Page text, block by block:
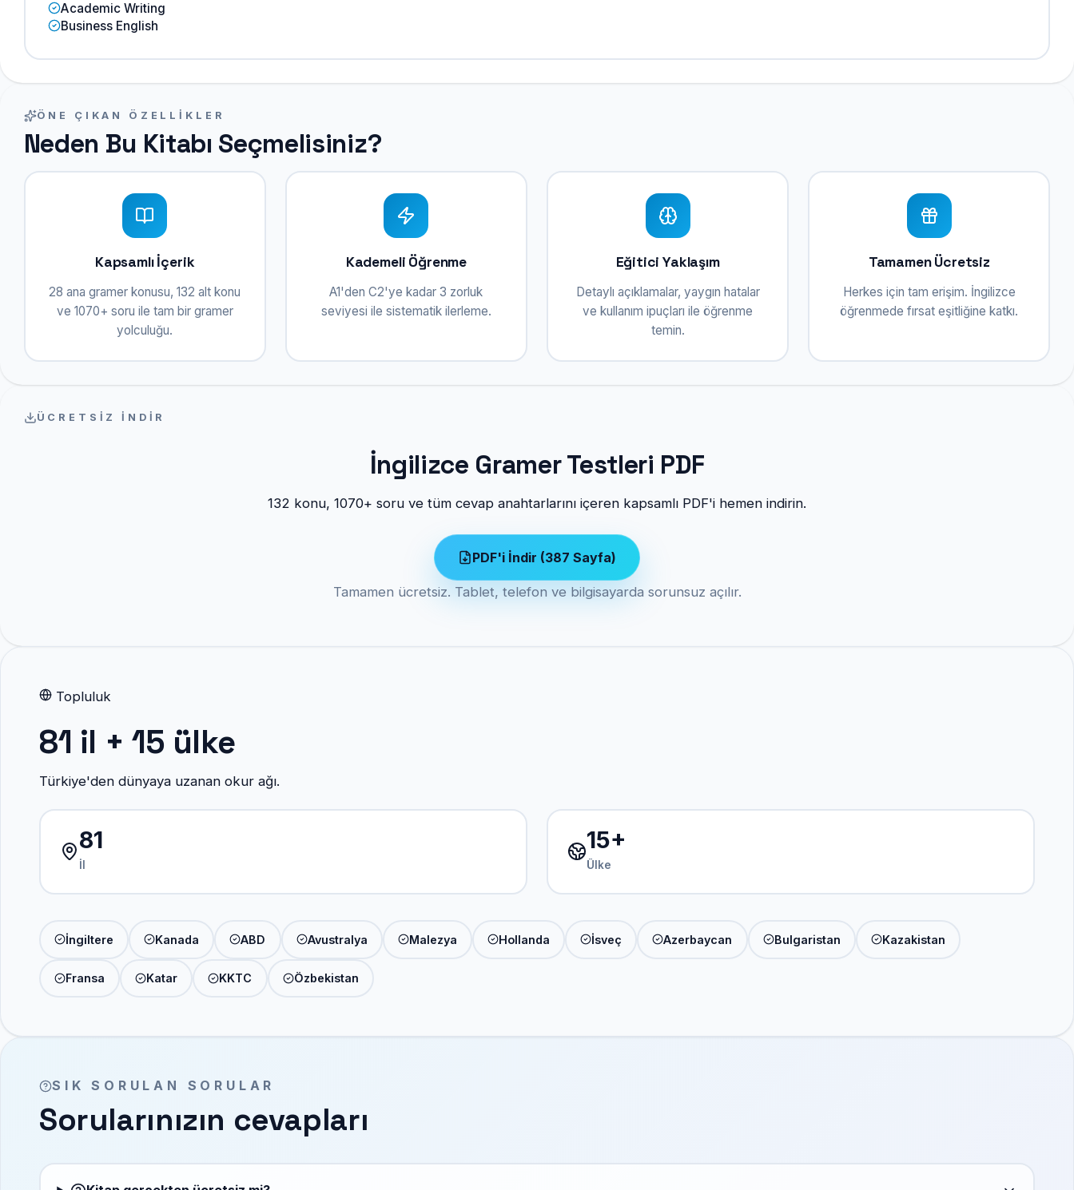
Academic Writing
Business English
ÖNE ÇIKAN ÖZELLIKLER
Neden Bu Kitabı Seçmelisiniz?
Kapsamlı İçerik
28 ana gramer konusu, 132 alt konu
ve 1070+ soru ile tam bir gramer
yolculuğu.
Kademeli Öğrenme
A1'den C2'ye kadar 3 zorluk
seviyesi ile sistematik ilerleme.
Eğitici Yaklaşım
Detaylı açıklamalar, yaygın hatalar
ve kullanım ipuçları ile öğrenme
temin.
Tamamen Ücretsiz
Herkes için tam erişim. İngilizce
öğrenmede fırsat eşitliğine katkı.
ÜCRETSIZ İNDIR
İngilizce Gramer Testleri PDF
132 konu, 1070+ soru ve tüm cevap anahtarlarını içeren kapsamlı PDF'i hemen indirin.
PDF'i İndir (387 Sayfa)
Tamamen ücretsiz. Tablet, telefon ve bilgisayarda sorunsuz açılır.
Topluluk
81 il + 15 ülke
Türkiye'den dünyaya uzanan okur ağı.
81
İl
15+
Ülke
İngiltere Kanada ABD Avustralya Malezya Hollanda İsveç Azerbaycan Bulgaristan Kazakistan
Fransa Katar KKTC Özbekistan
SIK SORULAN SORULAR
Sorularınızın cevapları